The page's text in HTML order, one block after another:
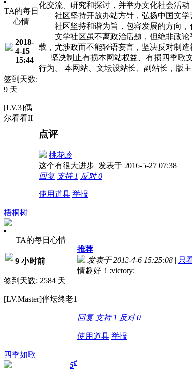
TA的每日
心情
2018-
4-15
15:44
签到天数:
9 天
[LV.3]偶
尔看看II
化交流、研究和探讨，并举办文化社会活
社区坚持开放办站方针，弘扬中国文学
社区坚持和谐为旨，包容发展的方向，
文学社区虽不离政治话题，但绝非政论
载，尤涉政而不能轻语妄言，坚决反对制
坚决制止有损本网站权益、有损四季歌
行为。 本网站、文坛设站长、副站长，版
点评
桃花岭
这个有很大进步 发表于 2016-5-27 07:38
回复 支持 1 反对0
使用道具 举报
梧桐树
TA的每日心情
9 小时前
签到天数: 2584 天
[LV.Master]伴坛终老1
推荐
发表于 2013-4-6 15:25:08 | 只
情趣好！:victory:
回复 支持 1 反对0
使用道具 举报
四季如歌
5#